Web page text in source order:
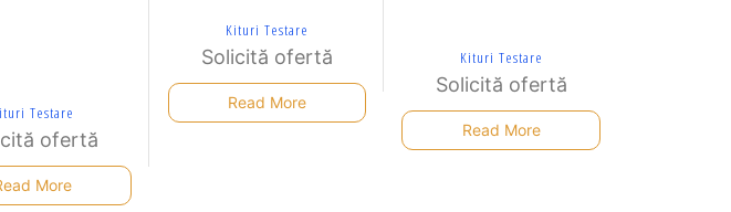
Testare
ofertă
More
Kituri Testare
Solicită ofertă
Read More
Kituri Testare
Solicită ofertă
Read More